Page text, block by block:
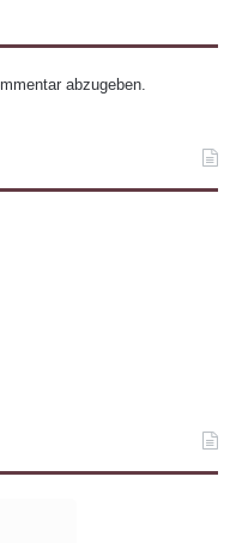
abzugeben.